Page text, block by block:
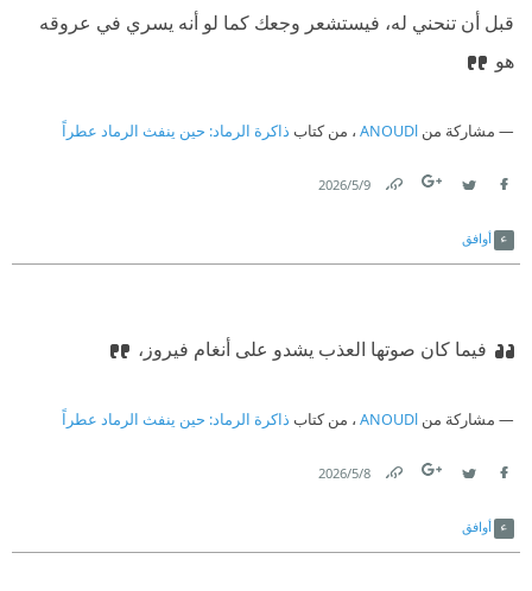
قبل أن تنحني له، فيستشعر وجعك كما لو أنه يسري في عروقه
هو
مشاركة من ANOUDl ، من كتاب ذاكرة الرماد: حين ينفث الرماد عطراً
9‏/5‏/2026
أوافق
فيما كان صوتها العذب يشدو على أنغام فيروز،
مشاركة من ANOUDl ، من كتاب ذاكرة الرماد: حين ينفث الرماد عطراً
8‏/5‏/2026
أوافق